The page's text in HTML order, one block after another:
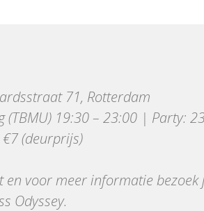
71, Rotterdam
(TBMU) 19:30 – 23:00 | Party:
(deurprijs)
en voor meer informatie bezoek
Odyssey.